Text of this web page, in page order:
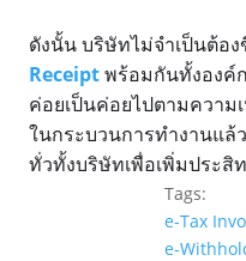
ดังนั้น บริษัทไม่จำเป็นต้อ
Receiptพร้อมกันทั้งองค์
ค่อยเป็นค่อยไปตามความ
ในกระบวนการทำงานแล้
ทั่วทั้งบริษัทเพื่อเพิ่มประสิ
Tags:
e-Tax
e-